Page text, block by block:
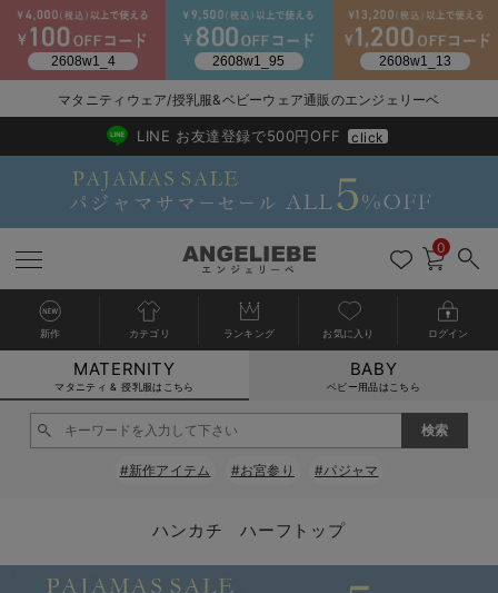
マタニティウェア全て
マタニティ ワンピース
マタニティ 下着・インナー全て
授乳ブラ・マタニティブラ（マタニティインナー・産後用品）
授乳服全て
マタニティ フォーマル全て
マタニティ スーツ
授乳用品全て
妊婦用 抱き枕・授乳クッション
マタニティレッグウェア全て
マタニティストッキング・タイツ
マタニティ ボディケア全て
アウトレット全て
【アウトレット】ワンピース
特集全て
再入荷全て
再入荷｜インナー
戻る
送料無料アイテム全て
ワンピース
戻る
ブラキャミ おまとめ
戻る
【37周年祭セール】
【37周年祭セール】
戻る
気温差別オススメア
【15℃】3月下旬～
戻る
動きやすく着回しで
戻る
強撚スムース(コスパ
戻る
マタニティウェア
【おまとめ割】パジ
戻る
こだわりの履き心地
カジュアル
戻る
ジャケット派
戻る
出産準備応援割全て
マタニティパジャマ
戻る
【オフィスカジュア
戻る
レギンスタイプ
戻る
【フォーマル】ワン
戻る
【ベビー】長袖
戻る
ハンカチ
戻る
快適ウェア10%OFF
戻る
春のマタニティワン
セットアップ・ レイ
戻る
Gift Selection 出産
〜3,000円（税込）
戻る
冬の冷え対策インナ
薄くてあったか
戻る
入院準備の持ち物チ
入院してすぐ使うグ
戻る
冬のあったか特集全て
【冬のあったか特集
マタニティウェア/授乳服&ベビーウェア通販のエンジェリーベ
2026/NewArrival
送料495円(一部地域を除く) 7,700円以上で送料無料
LINE お友達登録で500円OFF click
0
新作 カテゴリ ランキング お気に入り ログイン
MATERNITY
マタニティ & 授乳服はこちら
BABY
ベビー用品はこちら
#新作アイテム #お宮参り #パジャマ
ハンカチ ハーフトップ
カートに入れる
閉じる